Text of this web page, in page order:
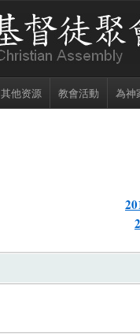
其他资源 教會活動 為神